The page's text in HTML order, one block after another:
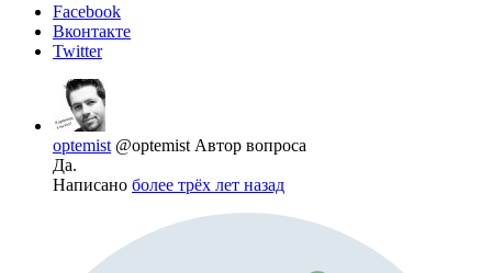
Facebook
Вконтакте
Twitter
optemist @optemist Автор вопроса
Да.
Написано более трёх лет назад